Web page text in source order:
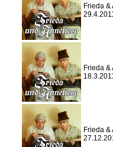
Frieda
Frieda
Frieda